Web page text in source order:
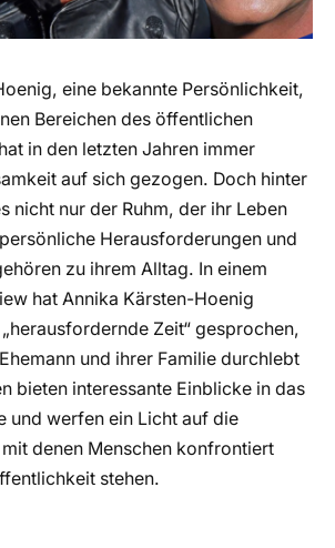
eine bekannte Persönlichkeit,
Bereichen des öffentlichen
in den letzten Jahren immer
auf sich gezogen. Doch hinter
nicht nur der Ruhm, der ihr Leben
Herausforderungen und
zu ihrem Alltag. In einem
hat Annika Kärsten-Hoenig
Zeit“ gesprochen,
und ihrer Familie durchlebt
bieten interessante Einblicke in das
und werfen ein Licht auf die
denen Menschen konfrontiert
stehen.